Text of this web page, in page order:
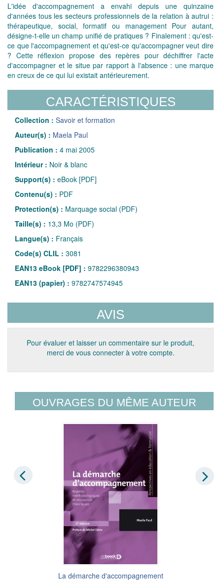
L'idée d'accompagnement a envahi depuis une quinzaine
d'années tous les secteurs professionnels de la relation à autrui :
thérapeutique, social, formatif ou management Pour autant,
désigne-t-elle un champ unifié de pratiques ? Finalement : qu'est-
ce que l'accompagnement et qu'est-ce qu'accompagner veut dire
? Cette réflexion propose des repères pour déchiffrer l'acte
d'accompagner et le situe par rapport à l'absence : une marque
en creux de ce qui lui existait antérieurement.
CARACTÉRISTIQUES
Collection : Savoir et formation
Auteur(s) : Maela Paul
Publication : 4 mai 2005
Intérieur : Noir & blanc
Support(s) : eBook [PDF]
Contenu(s) : PDF
Protection(s) : Marquage social (PDF)
Taille(s) : 13,3 Mo (PDF)
Langue(s) : Français
Code(s) CLIL : 3081
EAN13 eBook [PDF] : 9782296380943
EAN13 (papier) : 9782747574945
AVIS
Pour évaluer et laisser un commentaire sur le produit,
merci de vous connecter à votre compte.
OUVRAGES DU MÊME AUTEUR
La démarche d'accompagnement